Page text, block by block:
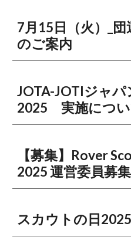
7月15日（火）_
のご案内
JOTA-JOTIジャ
2025 実施につ
【募集】Rover
2025 運営委員募
スカウトの日